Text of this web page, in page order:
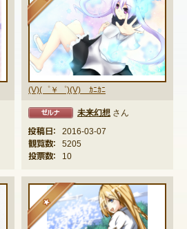
(V)(゜￥゜)(V) ｶﾆｶﾆ
未来幻想 さん
投稿日：
2016-03-07
観覧数：
5205
投票数：
10